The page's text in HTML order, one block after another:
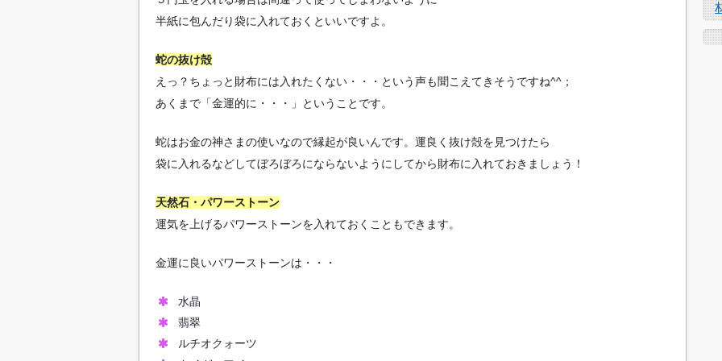
半紙に包んだり袋に入れておくといいですよ。
蛇の抜け殻
えっ？ちょっと財布には入れたくない・・・という声も聞こえてきそうですね^^；
あくまで「金運的に・・・」ということです。
蛇はお金の神さまの使いなので縁起が良いんです。運良く抜け殻を見つけたら
袋に入れるなどしてぼろぼろにならないようにしてから財布に入れておきましょう！
天然石・パワーストーン
運気を上げるパワーストーンを入れておくこともできます。
金運に良いパワーストーンは・・・
水晶
翡翠
ルチオクォーツ